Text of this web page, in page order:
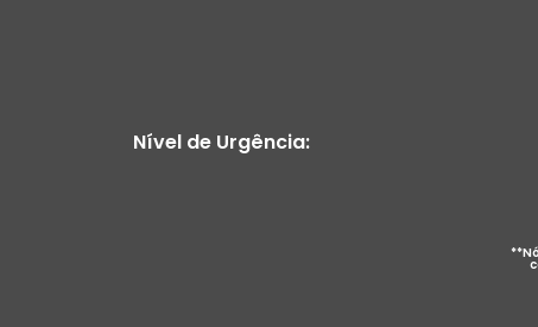
Nível de Urgência: